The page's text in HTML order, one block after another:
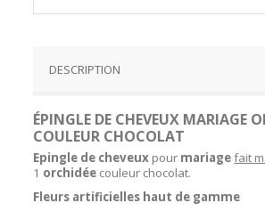
DESCRIPTION
ÉPINGLE DE CHEVEUX MARIAGE
COULEUR CHOCOLAT
Epingle de cheveux pour mariagefait
1 orchidée couleur chocolat.
Fleurs artificielles haut de gamme